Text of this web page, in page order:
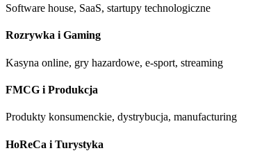
Software house, SaaS, startupy technologiczne
Rozrywka i Gaming
Kasyna online, gry hazardowe, e-sport, streaming
FMCG i Produkcja
Produkty konsumenckie, dystrybucja, manufacturing
HoReCa i Turystyka